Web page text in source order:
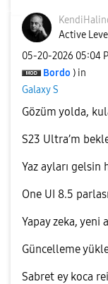
Active
‎05-20-2026 05:04
Bordo ) in
Galaxy S
Gözüm yolda,
S23 Ultra’m
Yaz ayları gelsin
One UI 8.5
​Yapay zeka, yeni
Güncelleme
Sabret ey koca